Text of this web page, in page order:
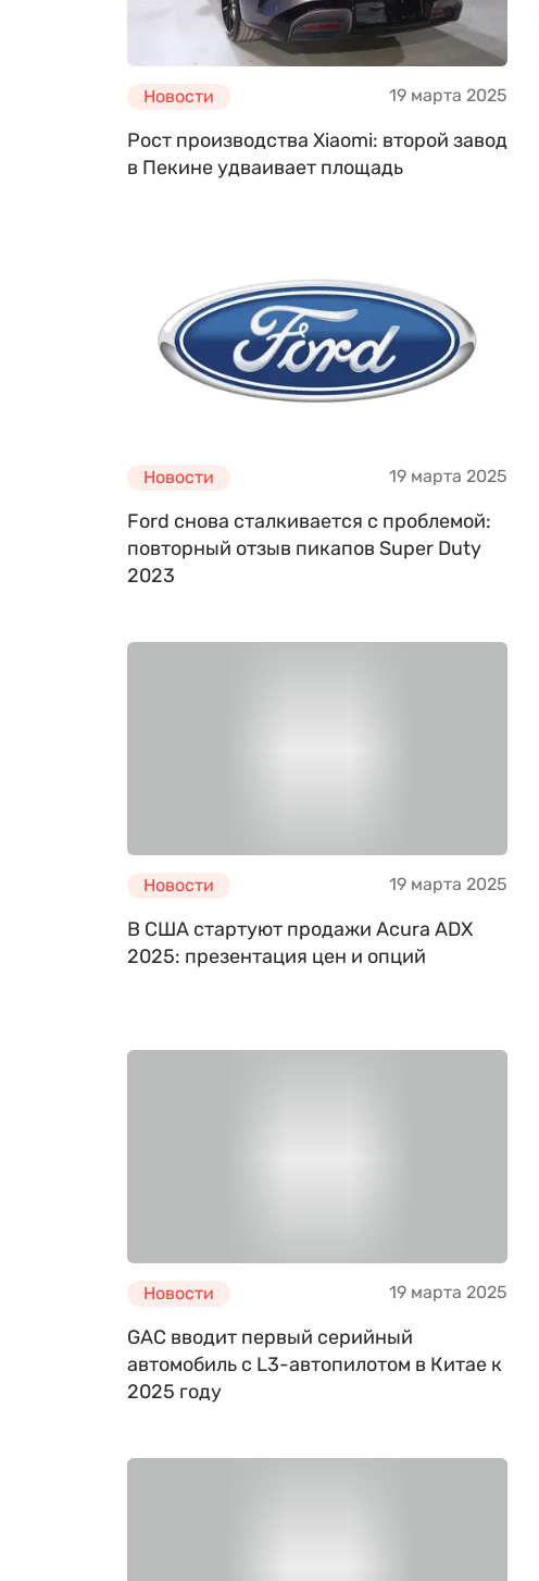
Новости 19 марта 2025
Рост производства Xiaomi: второй завод
в Пекине удваивает площадь
Новости 19 марта 2025
Ford снова сталкивается с проблемой:
повторный отзыв пикапов Super Duty
2023
Новости 19 марта 2025
В США стартуют продажи Acura ADX
2025: презентация цен и опций
Новости 19 марта 2025
GAC вводит первый серийный
автомобиль с L3-автопилотом в Китае к
2025 году